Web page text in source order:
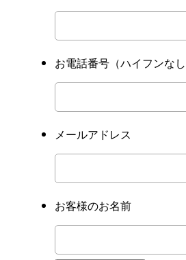
お電話番号 （ハイフンな
メールアドレス
お客様のお名前